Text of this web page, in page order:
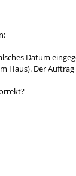
Datum
Der